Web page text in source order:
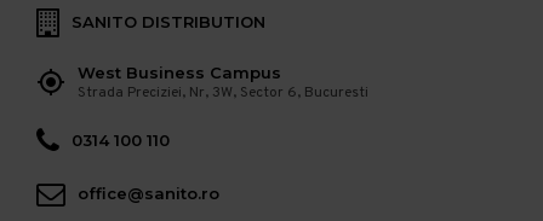
SANITO DISTRIBUTION
West Business Campus
Strada Preciziei, Nr, 3W, Sector 6, Bucuresti
0314 100 110
office@sanito.ro